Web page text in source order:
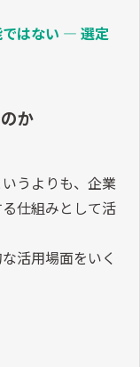
ではない ― 選定
か
うよりも、企業
仕組みとして活
活用場面をいく